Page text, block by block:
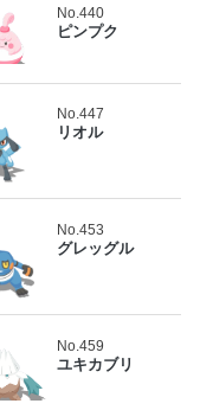
No.440
ピンプク
No.447
リオル
No.453
グレッグル
No.459
ユキカブリ